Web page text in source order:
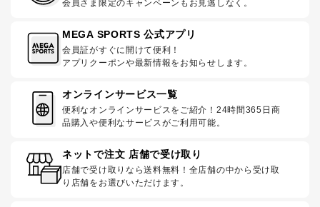
会員さま限定のキャンペーンもお見逃しなく。
MEGA SPORTS 公式アプリ
会員証がすぐに開けて便利！
アプリクーポンや最新情報をお知らせします。
オンラインサービス一覧
便利なオンラインサービスをご紹介！24時間365日商
品購入や便利なサービスがご利用可能。
ネットで注文 店舗で受け取り
店舗で受け取りなら送料無料！全店舗の中から受け取
り店舗をお選びいただけます。